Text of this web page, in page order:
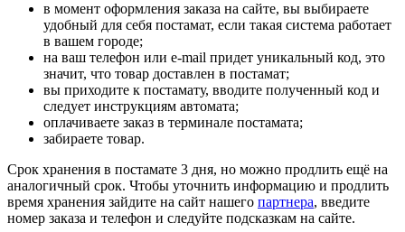
в момент оформления заказа на сайте, вы выбираете
удобный для себя постамат, если такая система работает
в вашем городе;
на ваш телефон или e-mail придет уникальный код, это
значит, что товар доставлен в постамат;
вы приходите к постамату, вводите полученный код и
следует инструкциям автомата;
оплачиваете заказ в терминале постамата;
забираете товар.
Срок хранения в постамате 3 дня, но можно продлить ещё на
аналогичный срок. Чтобы уточнить информацию и продлить
время хранения зайдите на сайт нашего партнера, введите
номер заказа и телефон и следуйте подсказкам на сайте.